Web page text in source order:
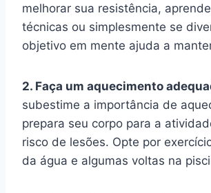
melhorar sua resistência,
técnicas ou simplesmente se
objetivo em mente ajuda a
2. Faça um aquecimento
subestime a importância de
prepara seu corpo para a
risco de lesões. Opte por
da água e algumas voltas na